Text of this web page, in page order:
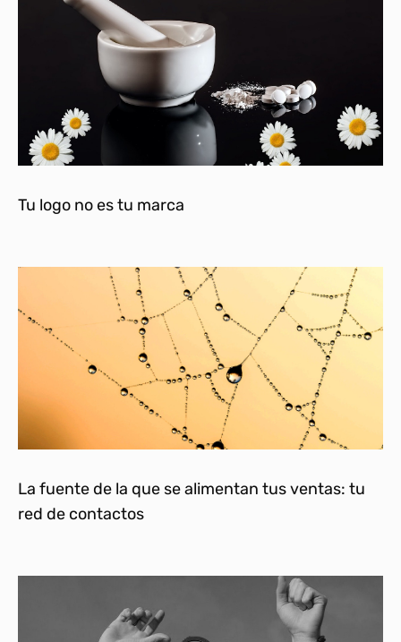
Tu logo no es tu marca
La fuente de la que se alimentan tus ventas: tu
red de contactos